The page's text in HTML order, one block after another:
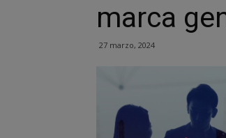
marca
27 marzo, 2024